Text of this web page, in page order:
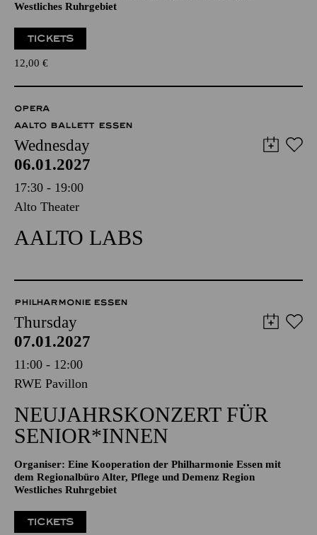
Westliches Ruhrgebiet
TICKETS
12,00 €
OPERA
AALTO BALLETT ESSEN
Wednesday
06.01.2027
17:30 - 19:00
Alto Theater
AALTO LABS
PHILHARMONIE ESSEN
Thursday
07.01.2027
11:00 - 12:00
RWE Pavillon
NEUJAHRSKONZERT FÜR
SENIOR*INNEN
Organiser: Eine Kooperation der Philharmonie Essen mit
dem Regionalbüro Alter, Pflege und Demenz Region
Westliches Ruhrgebiet
TICKETS